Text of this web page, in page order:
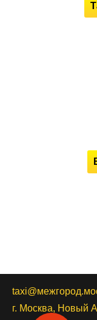
г. Москва, Новый